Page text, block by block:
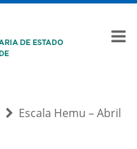
Escala Hemu – Abril